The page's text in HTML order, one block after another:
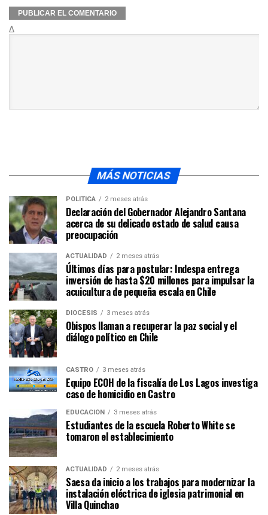
Δ
MÁS NOTICIAS
POLÍTICA 2 meses atrás
Declaración del Gobernador Alejandro Santana
acerca de su delicado estado de salud causa
preocupación
ACTUALIDAD 2 meses atrás
Últimos días para postular: Indespa entrega
inversión de hasta $20 millones para impulsar la
acuicultura de pequeña escala en Chile
DIÓCESIS 3 meses atrás
Obispos llaman a recuperar la paz social y el
diálogo político en Chile
CASTRO 3 meses atrás
Equipo ECOH de la fiscalía de Los Lagos investiga
caso de homicidio en Castro
EDUCACIÓN 3 meses atrás
Estudiantes de la escuela Roberto White se
tomaron el establecimiento
ACTUALIDAD 2 meses atrás
Saesa da inicio a los trabajos para modernizar la
instalación eléctrica de iglesia patrimonial en
Villa Quinchao